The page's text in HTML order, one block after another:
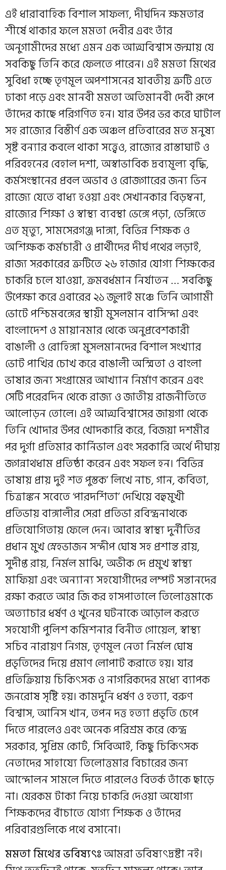
এই ধারাবাহিক বিশাল সাফল্য, দীর্ঘদিন ক্ষমতার
শীর্ষে থাকার ফলে মমতা দেবীর এবং তাঁর
অনুগামীদের মধ্যে এমন এক আত্মবিশ্বাস জন্মায় যে
সবকিছু তিনি করে ফেলতে পারেন। এই মমতা মিথের
সুবিধা হচ্ছে তৃণমূল অপশাসনের যাবতীয় ত্রুটি এতে
ঢাকা পড়ে এবং মানবী মমতা অতিমানবী দেবী রূপে
তাঁদের কাছে পরিগণিত হন। যার উপর ভর করে ঘাটাল
সহ রাজ্যের বিস্তীর্ণ এক অঞ্চল প্রতিবারের মত মনুষ্য
সৃষ্ট বন্যার কবলে থাকা সত্ত্বেও, রাজ্যের রাস্তাঘাট ও
পরিবহনের বেহাল দশা, অস্বাভাবিক দ্রব্যমূল্য বৃদ্ধি,
কর্মসংস্থানের প্রবল অভাব ও রোজগারের জন্য ভিন
রাজ্যে যেতে বাধ্য হওয়া এবং সেখানকার বিড়ম্বনা,
রাজ্যের শিক্ষা ও স্বাস্থ্য ব্যবস্থা ভেঙ্গে পড়া, ডেঙ্গিতে
এত মৃত্যু, সামসেরগঞ্জ দাঙ্গা, বিভিন্ন শিক্ষক ও
অশিক্ষক কর্মচারী ও প্রার্থীদের দীর্ঘ পথের লড়াই,
রাজ্য সরকারের ত্রুটিতে ২৬ হাজার যোগ্য শিক্ষকের
চাকরি চলে যাওয়া, ক্রমবর্ধমান নির্যাতন … সবকিছু
উপেক্ষা করে এবারের ২১ জুলাই মঞ্চে তিনি আগামী
ভোটে পশ্চিমবঙ্গের স্থায়ী মুসলমান বাসিন্দা এবং
বাংলাদেশ ও মায়ানমার থেকে অনুপ্রবেশকারী
বাঙালী ও রোহিঙ্গা মুসলমানদের বিশাল সংখ্যার
ভোট পাখির চোখ করে বাঙালী অস্মিতা ও বাংলা
ভাষার জন্য সংগ্রামের আখ্যান নির্মাণ করেন এবং
সেটি পরেরদিন থেকে রাজ্য ও জাতীয় রাজনীতিতে
আলোড়ন তোলে। এই আত্মবিশ্বাসের জায়গা থেকে
তিনি খোদার উপর খোদকারি করে, বিজয়া দশমীর
পর দুর্গা প্রতিমার কার্নিভাল এবং সরকারি অর্থে দীঘায়
জগন্নাথধাম প্রতিষ্ঠা করেন এবং সফল হন। ‘বিভিন্ন
ভাষায় প্রায় দুই শত পুস্তক’ লিখে নাচ, গান, কবিতা,
চিত্রাঙ্কন সবেতে ‘পারদর্শিতা’ দেখিয়ে বহুমুখী
প্রতিভায় বাঙ্গালীর সেরা প্রতিভা রবিন্দ্রনাথকে
প্রতিযোগিতায় ফেলে দেন। আবার স্বাস্থ্য দুর্নীতির
প্রধান মুখ স্নেহভাজন সন্দীপ ঘোষ সহ প্রশান্ত রায়,
সুদীপ্ত রায়, নির্মল মাঝি, অভীক দে প্রমুখ স্বাস্থ্য
মাফিয়া এবং অন্যান্য সহযোগীদের লম্পট সন্তানদের
রক্ষা করতে আর জি কর হাসপাতালে তিলোত্তমাকে
অত্যাচার ধর্ষণ ও খুনের ঘটনাকে আড়াল করতে
সহযোগী পুলিশ কমিশনার বিনীত গোয়েল, স্বাস্থ্য
সচিব নারায়ণ নিগম, তৃণমূল নেতা নির্মল ঘোষ
প্রভৃতিদের দিয়ে প্রমাণ লোপাট করাতে হয়। যার
প্রতিক্রিয়ায় চিকিৎসক ও নাগরিকদের মধ্যে ব্যাপক
জনরোষ সৃষ্টি হয়। কামদুনি ধর্ষণ ও হত্যা, বরুণ
বিশ্বাস, আনিস খান, তপন দত্ত হত্যা প্রভৃতি চেপে
দিতে পারলেও এবং অনেক পরিশ্রম করে কেন্দ্র
সরকার, সুপ্রিম কোর্ট, সিবিআই, কিছু চিকিৎসক
নেতাদের সাহায্যে তিলোত্তমার বিচারের জন্য
আন্দোলন সামলে দিতে পারলেও বিতর্ক তাঁকে ছাড়ে
না। যেরকম টাকা নিয়ে চাকরি দেওয়া অযোগ্য
শিক্ষকদের বাঁচাতে যোগ্য শিক্ষক ও তাঁদের
পরিবারগুলিকে পথে বসানো।
মমতা মিথের ভবিষ্যৎঃআমরা ভবিষ্যৎদ্রষ্টা নই।